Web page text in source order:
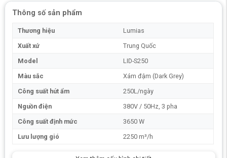
Thông số sản phẩm
Thương hiệu
Lumias
Xuất xứ
Trung Quốc
Model
LID-S250
Màu sắc
Xám đậm (Dark Grey)
Công suất hút ẩm
250L/ngày
Nguồn điện
380V / 50Hz, 3 pha
Công suất định mức
3650 W
Lưu lượng gió
2250 m³/h